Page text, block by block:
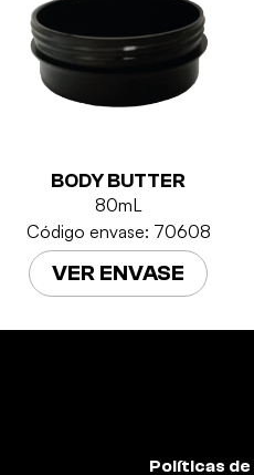
BODY BUTTER
80mL
Código envase: 70608
VER ENVASE
Políticas